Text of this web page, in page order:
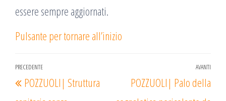
essere sempre aggiornati.
Pulsante per tornare all’inizio
Navigazione
articoli
Articolo
precedente
PRECEDENTE
POZZUOLI| Struttura
AVANTI
POZZUOLI| Palo della